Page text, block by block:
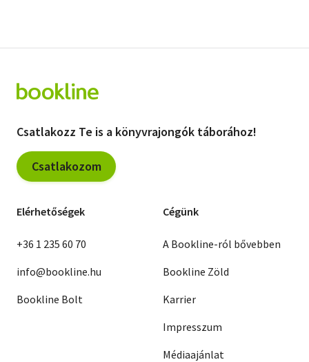
Csatlakozz Te is a könyvrajongók táborához!
Csatlakozom
Elérhetőségek
+36 1 235 60 70
info@bookline.hu
Bookline Bolt
Cégünk
A Bookline-ról bővebben
Bookline Zöld
Karrier
Impresszum
Médiaajánlat